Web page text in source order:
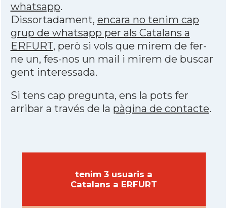
whatsapp.
Dissortadament, encara no tenim cap
grup de whatsapp per als Catalans a
ERFURT, però si vols que mirem de fer-
ne un, fes-nos un mail i mirem de buscar
gent interessada.
Si tens cap pregunta, ens la pots fer
arribar a través de la pàgina de contacte.
tenim 3 usuaris a
Catalans a ERFURT